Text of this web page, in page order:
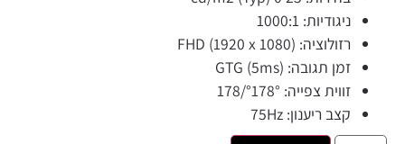
ניגודיות:1000:1
רזולוציה:FHD (1920 x 1080)
זמן תגובה:(GTG (5ms
זווית צפייה: °178°/178
קצב ריענון: 75Hz